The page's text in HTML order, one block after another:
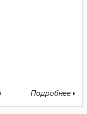
Подробнее